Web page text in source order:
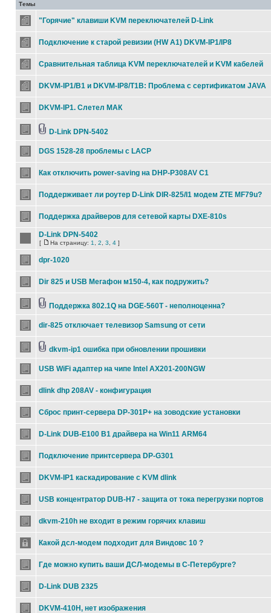
Темы
"Горячие" клавиши KVM переключателей D-Link
Подключение к старой ревизии (HW A1) DKVM-IP1/IP8
Сравнительная таблица KVM переключателей и KVM кабелей
DKVM-IP1/B1 и DKVM-IP8/T1B: Проблема с сертификатом JAVA
DKVM-IP1. Слетел МАК
D-Link DPN-5402
DGS 1528-28 проблемы с LACP
Как отключить power-saving на DHP-P308AV C1
Поддерживает ли роутер D-Link DIR-825/I1 модем ZTE MF79u?
Поддержка драйверов для сетевой карты DXE-810s
D-Link DPN-5402
[ На страницу: 1 2 3 4 ]
dpr-1020
Dir 825 и USB Мегафон м150-4, как подружить?
Поддержка 802.1Q на DGE-560T - неполноценна?
dir-825 отключает телевизор Samsung от сети
dkvm-ip1 ошибка при обновлении прошивки
USB WiFi адаптер на чипе Intel AX201-200NGW
dlink dhp 208AV - конфигурация
Сброс принт-сервера DP-301P+ на зоводские установки
D-Link DUB-E100 B1 драйвера на Win11 ARM64
Подключение принтсервера DP-G301
DKVM-IP1 каскадирование с KVM dlink
USB концентратор DUB-H7 - защита от тока перегрузки портов
dkvm-210h не входит в режим горячих клавиш
Какой дсл-модем подходит для Виндовс 10 ?
Где можно купить ваши ДСЛ-модемы в С-Петербурге?
D-Link DUB 2325
DKVM-410H, нет изображения